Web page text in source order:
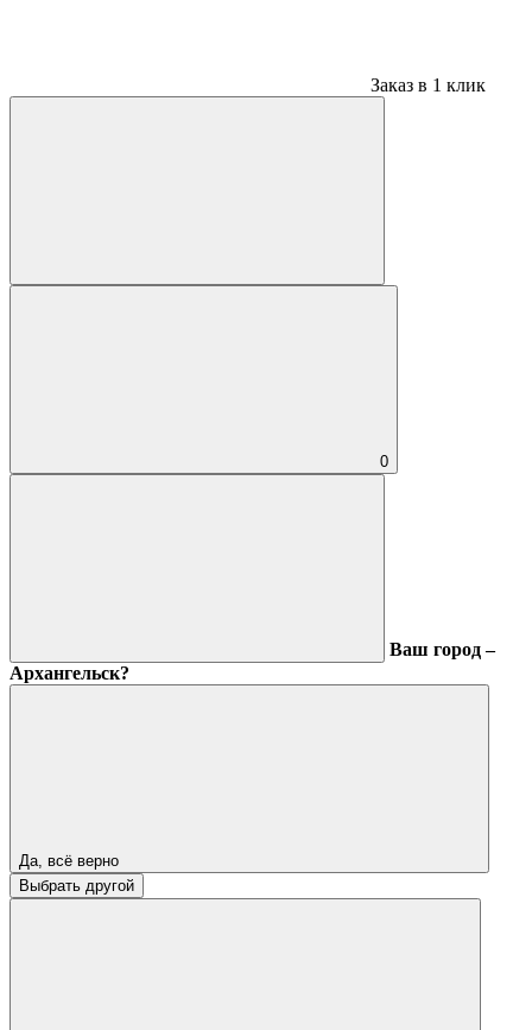
Заказ в 1 клик
0
Ваш город –
Архангельск?
Да, всё верно
Выбрать другой